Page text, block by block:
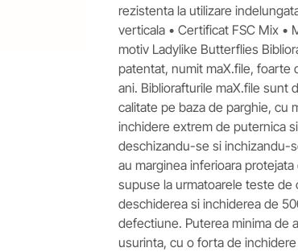
rezistenta la utilizare
verticala • Certificat FSC Mix •
motiv Ladylike Butterflies
patentat, numit maX.file, foarte
ani. Bibliorafturile maX.file sunt
calitate pe baza de parghie, cu
inchidere extrem de puternica
deschizandu-se si inchizandu-
au marginea inferioara
supuse la urmatoarele teste de
deschiderea si inchiderea de
defectiune. Puterea minima de
usurinta, cu o forta de